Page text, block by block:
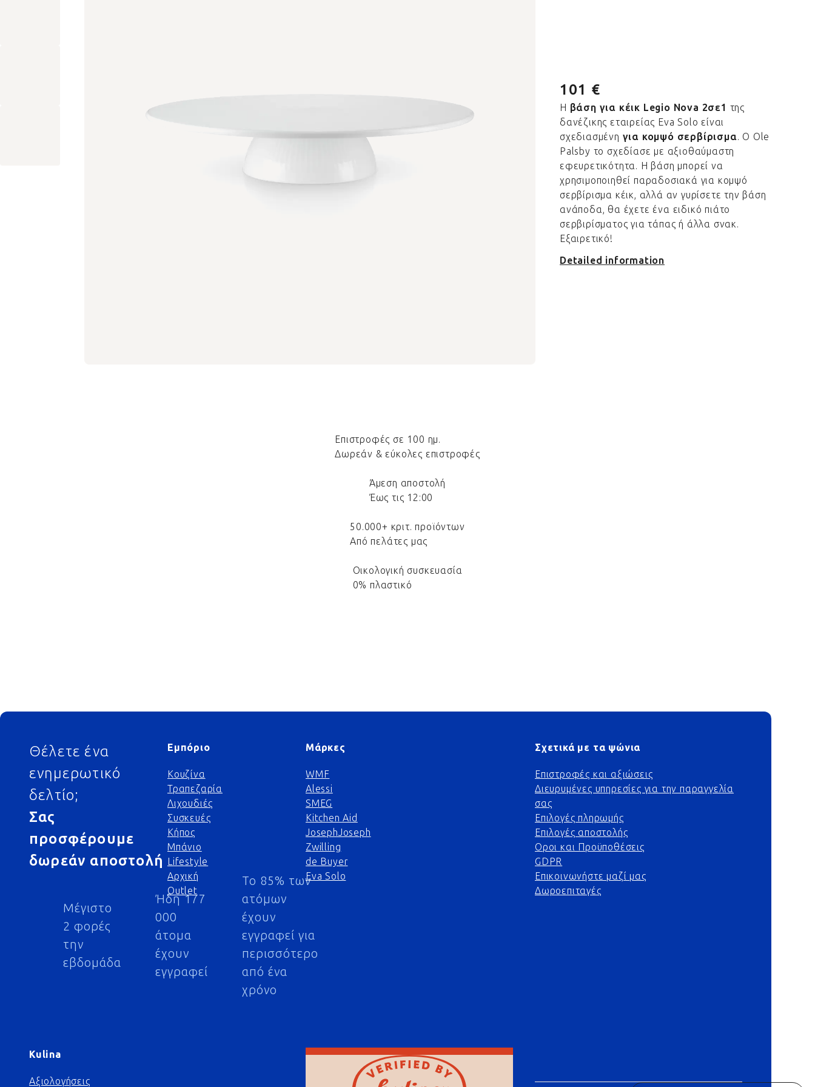
101 €
Η βάση για κέικ Legio Nova 2σε1 της
δανέζικης εταιρείας Eva Solo είναι
σχεδιασμένη για κομψό σερβίρισμα. Ο Ole
Palsby το σχεδίασε με αξιοθαύμαστη
εφευρετικότητα. Η βάση μπορεί να
χρησιμοποιηθεί παραδοσιακά για κομψό
σερβίρισμα κέικ, αλλά αν γυρίσετε την βάση
ανάποδα, θα έχετε ένα ειδικό πιάτο
σερβιρίσματος για τάπας ή άλλα σνακ.
Εξαιρετικό!
Detailed information
Επιστροφές σε 100 ημ.
Δωρεάν & εύκολες επιστροφές
Άμεση αποστολή
Έως τις 12:00
50.000+ κριτ. προϊόντων
Από πελάτες μας
Οικολογική συσκευασία
0% πλαστικό
Footer
Θέλετε ένα
ενημερωτικό
δελτίο;
Σας
προσφέρουμε
δωρεάν αποστολή
Μέγιστο
2 φορές
την
εβδομάδα
Ήδη 177
000
άτομα
έχουν
εγγραφεί
Το 85% των
ατόμων
έχουν
εγγραφεί για
περισσότερο
από ένα
χρόνο
Εμπόριο
Κουζίνα
Τραπεζαρία
Λιχουδιές
Συσκευές
Κήπος
Μπάνιο
Lifestyle
Αρχική
Outlet
Μάρκες
WMF
Alessi
SMEG
Kitchen Aid
JosephJoseph
Zwilling
de Buyer
Eva Solo
Σχετικά με τα ψώνια
Επιστροφές και αξιώσεις
Διευρυμένες υπηρεσίες για την παραγγελία
σας
Επιλογές πληρωμής
Επιλογές αποστολής
Οροι και Προϋποθέσεις
GDPR
Επικοινωνήστε μαζί μας
Δωροεπιταγές
Kulina
Αξιολογήσεις